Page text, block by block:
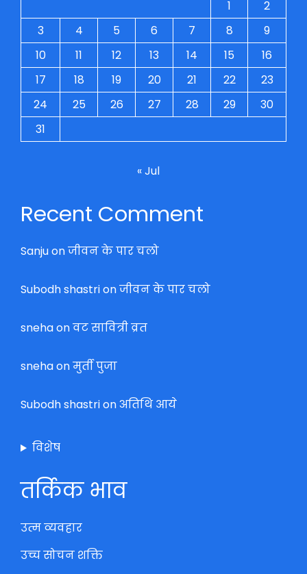
1
2
3
4 5 6 7 8
9
10
11 12 13 14 15
16
17
18 19 20 21 22
23
24
25 26 27 28 29
30
31
« Jul
Recent Comment
Sanjuonजीवन के पार चलो
Subodh shastrionजीवन के पार चलो
snehaonवट सावित्री व्रत
snehaonमुर्ती पुजा
Subodh shastrionअतिथि आये
विशेष
तर्किक भाव
उत्म व्यवहार
उच्च सोचन शक्ति